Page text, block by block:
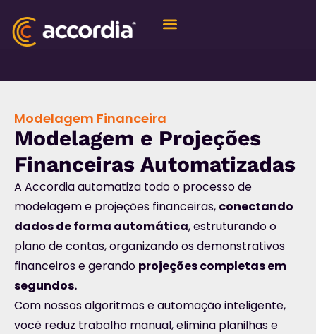
Modelagem Financeira
Modelagem e Projeções
Financeiras Automatizadas
A Accordia automatiza todo o processo de
modelagem e projeções financeiras, conectando
dados de forma automática, estruturando o
plano de contas, organizando os demonstrativos
financeiros e gerando projeções completas em
segundos.
Com nossos algoritmos e automação inteligente,
você reduz trabalho manual, elimina planilhas e